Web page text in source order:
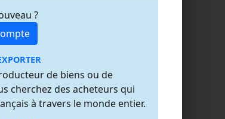
?
de biens ou de
cherchez des acheteurs qui
à travers le monde entier.